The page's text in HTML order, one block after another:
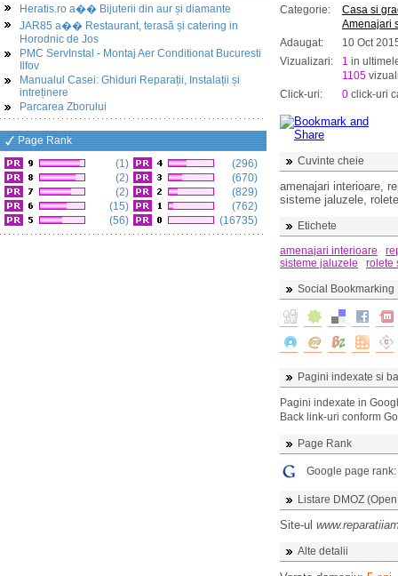
Heratis.ro a�� Bijuterii din aur și diamante
JAR85 a�� Restaurant, terasă și catering in
Horodnic de Jos
PMC ServInstal - Montaj Aer Conditionat Bucuresti
Ilfov
Manualul Casei: Ghiduri Reparații, Instalații și
intreținere
Parcarea Zborului
Page Rank
(1)
(2)
(2)
(15)
(56)
(296)
(670)
(829)
(762)
(16735)
Categorie:
Casa si
Amenajari
Adaugat:
10 Oct
Vizualizari:
1 in
1105
Click-uri:
0 click-uri
Cuvinte cheie
amenajari interioare,
sisteme jaluzele,
Etichete
amenajari interioare
sisteme jaluzele
rolete
Social Bookmarking
Pagini indexate si
Pagini indexate in
Back link-uri conform
Page Rank
Google page rank:
Listare DMOZ
Site-ul
Alte detalii